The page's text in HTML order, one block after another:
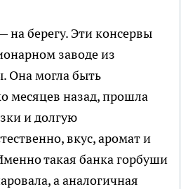
на берегу. Эти консервы
заводе из
Она могла быть
месяцев назад, прошла
и долгую
вкус, аромат и
такая банка горбуши
а аналогичная